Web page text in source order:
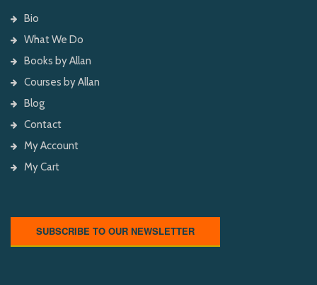
Bio
What We Do
Books by Allan
Courses by Allan
Blog
Contact
My Account
My Cart
SUBSCRIBE TO OUR NEWSLETTER